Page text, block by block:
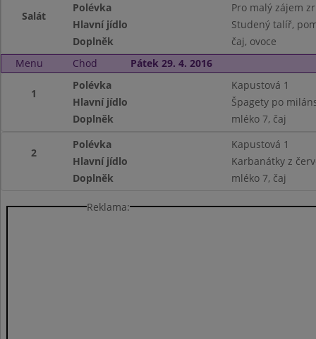
Salát
Polévka
Pro malý zájem
Hlavní jídlo
Studený talíř,
Doplněk
čaj, ovoce
Menu
Chod Pátek 29. 4. 2016
1
Polévka
Kapustová 1
Hlavní jídlo
Špagety po
Doplněk
mléko 7, čaj
2
Polévka
Kapustová 1
Hlavní jídlo
Karbanátky z
Doplněk
mléko 7, čaj
Reklama: